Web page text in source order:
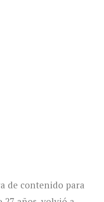
de contenido para